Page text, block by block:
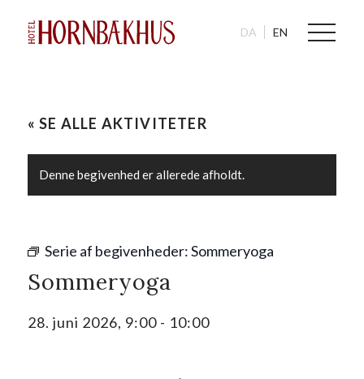
DA EN
« SE ALLE AKTIVITETER
Denne begivenhed er allerede afholdt.
Serie af begivenheder:Sommeryoga
Sommeryoga
28. juni 2026, 9:00- 10:00